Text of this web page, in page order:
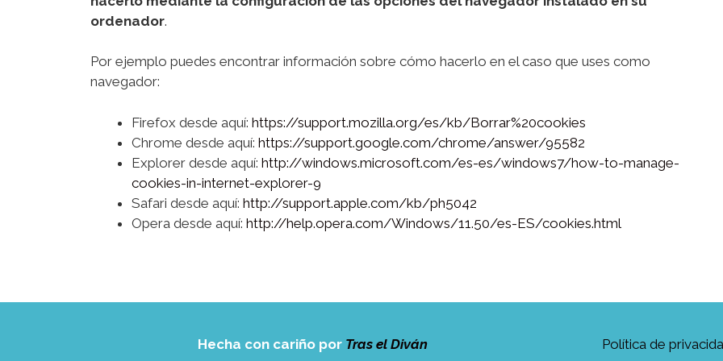
ordenador.
Por ejemplo puedes encontrar información sobre cómo hacerlo en el caso que uses como
navegador:
Firefox desde aquí: https://support.mozilla.org/es/kb/Borrar%20cookies
Chrome desde aquí: https://support.google.com/chrome/answer/95582
Explorer desde aquí: http://windows.microsoft.com/es-es/windows7/how-to-manage-
cookies-in-internet-explorer-9
Safari desde aquí: http://support.apple.com/kb/ph5042
Opera desde aquí: http://help.opera.com/Windows/11.50/es-ES/cookies.html
Hecha con cariño por Tras el Diván Política de